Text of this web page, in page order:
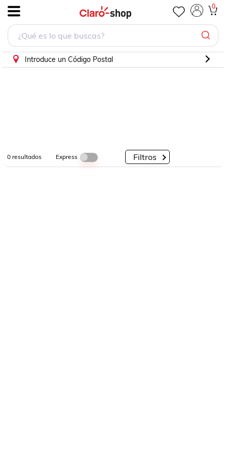
0
Introduce un Código Postal
0resultados Express Filtros
PorCategorías
PorMarcas
PorDescuento